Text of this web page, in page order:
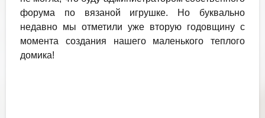
форума по вязаной игрушке. Но буквально
недавно мы отметили уже вторую годовщину с
момента создания нашего маленького теплого
домика!